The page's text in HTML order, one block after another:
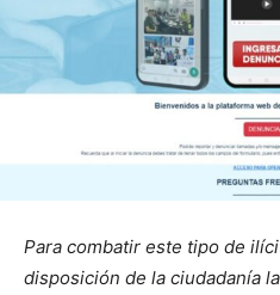
Para combatir este tipo de
disposición de la ciudadanía